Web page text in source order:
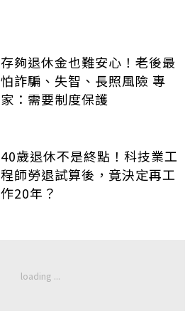
存夠退休金也難安心！老後最
怕詐騙、失智、長照風險 專
家：需要制度保護
40歲退休不是終點！科技業工
程師勞退試算後，竟決定再工
作20年？